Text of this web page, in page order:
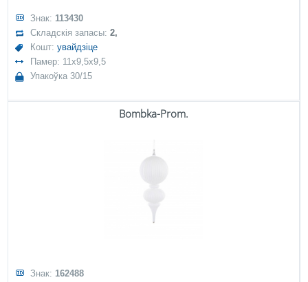
Знак: 113430
Складскія запасы:2,
Кошт:увайдзіце
Памер: 11x9,5x9,5
Упакоўка 30/15
Bombka-Prom.
Знак: 162488